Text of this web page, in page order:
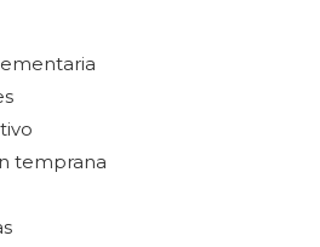
temprana